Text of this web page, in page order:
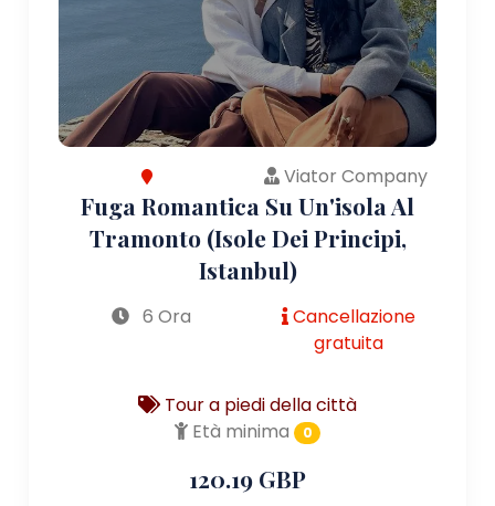
Viator Company
Fuga Romantica Su Un'isola Al
Tramonto (Isole Dei Principi,
Istanbul)
6 Ora
Cancellazione
gratuita
Tour a piedi della città
Età minima
0
120.19 GBP